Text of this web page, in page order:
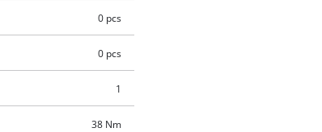
0 pcs
0 pcs
1
38 Nm